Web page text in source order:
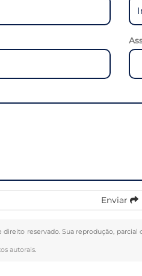
Enviar
direito reservado. Sua reprodução,
autorais.